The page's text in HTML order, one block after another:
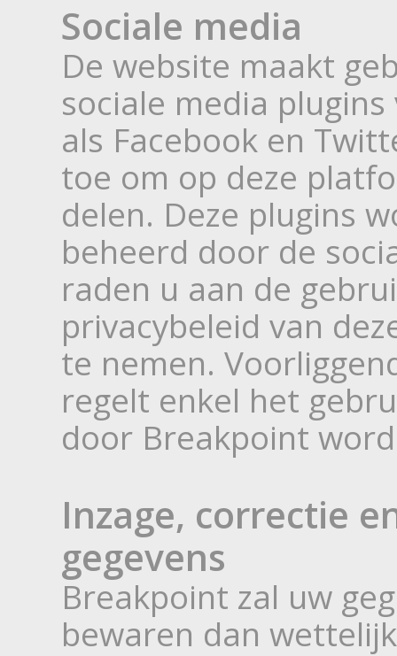
Sociale media
De website maakt
sociale media
als Facebook en
toe om op deze
delen. Deze plugins
beheerd door de
raden u aan de
privacybeleid van
te nemen.
regelt enkel het
door Breakpoint
Inzage, correctie
gegevens
Breakpoint zal uw
bewaren dan